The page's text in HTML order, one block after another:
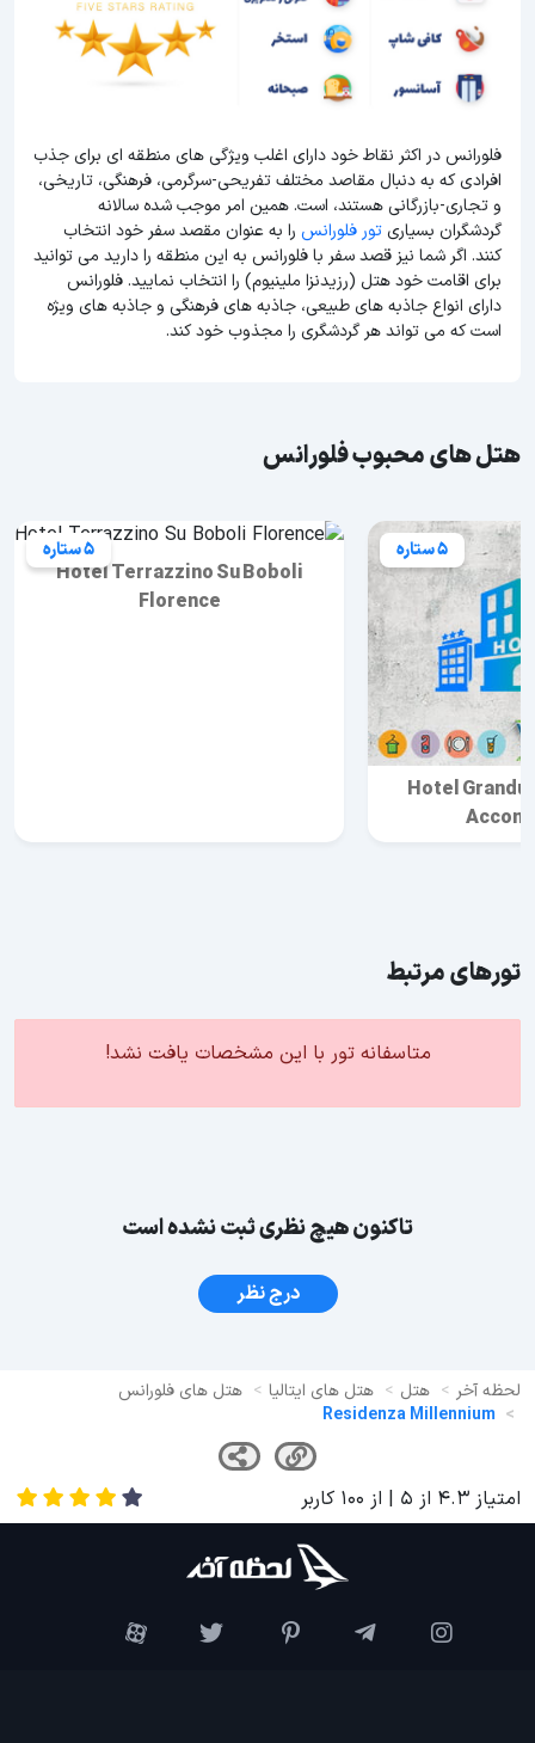
فلورانس در اکثر نقاط خود دارای اغلب ویژگی های منطقه ای برای جذب
افرادی که به دنبال مقاصد مختلف تفریحی-سرگرمی، فرهنگی، تاریخی،
و تجاری-بازرگانی هستند، است. همین امر موجب شده سالانه
گردشگران بسیاریتور فلورانس را به عنوان مقصد سفر خود انتخاب
کنند. اگر شما نیز قصد سفر با فلورانس به این منطقه را دارید می توانید
برای اقامت خود هتل (رزیدنزا ملینیوم) را انتخاب نمایید. فلورانس
دارای انواع جاذبه های طبیعی، جاذبه های فرهنگی و جاذبه های ویژه
است که می تواند هر گردشگری را مجذوب خود کند.
هتل های محبوب فلورانس
5 ستاره
Hotel
5 ستاره
Hotel Terrazzino Su Boboli
Florence
تورهای مرتبط
متاسفانه تور با این مشخصات یافت نشد!
تاکنون هیچ نظری ثبت نشده است
درج نظر
لحظه آخر هتل هتل های ایتالیا
هتل های فلورانس
Residenza Millennium
امتیاز 4.3 از 5 | از 100 کاربر